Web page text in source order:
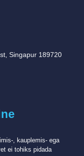
Singapur 189720
, kauplemis- ega
ei tohiks pidada